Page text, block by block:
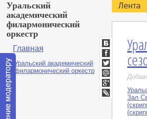
Уральский
академический
филармонический
оркестр
Главная
Лента
Зал
ВКонтакте
Facebook
Twitter
Мой
Мир
Google+
LiveJournal